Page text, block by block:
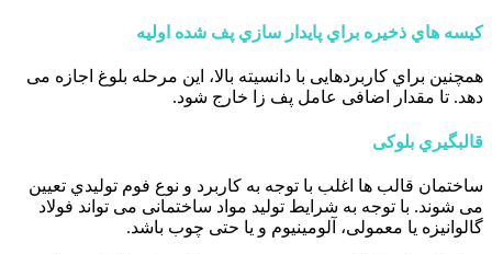
کیسه هاي ذخیره براي پایدار سازي پف شده اولیه
همچنین براي کاربردهایی با دانسیته بالا، این مرحله بلوغ اجازه می
دهد. تا مقدار اضافی عامل پف زا خارج شود.
قالبگیري بلوکی
ساختمان قالب ها اغلب با توجه به کاربرد و نوع فوم تولیدي تعیین
می شوند. با توجه به شرایط تولید مواد ساختمانی می تواند فولاد
گالوانیزه یا معمولی، آلومینیوم و یا حتی چوب باشد.